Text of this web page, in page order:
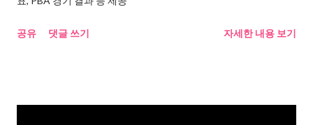
공유 댓글 쓰기 자세한 내용 보기